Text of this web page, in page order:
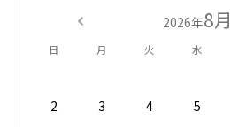
2026年8月
日 月 火 水
2
3 4 5